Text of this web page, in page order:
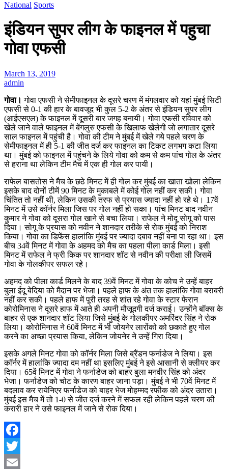
National Sports
इंडियन सुपर लीग के फाइनल में पहुचा
गोवा एफसी
March 13, 2019
admin
गोवा। गोवा एफसी ने सेमीफाइनल के दूसरे चरण में मंगलवार को यहां मुंबई सिटी
एफसी से 0-1 की हार के बावजूद भी कुल 5-2 के अंतर से इंडियन सुपर लीग
(आईएसएल) के फाइनल में दूसरी बार जगह बनायी। गोवा एफसी रविवार को
खेले जाने वाले फाइनल में बेंगलुरु एफसी के खिलाफ खेलेगी जो लगातार दूसरे
साल फाइनल में पहुंची है। गोवा की टीम ने मुंबई में खेले गये पहले चरण के
सेमीफाइनल में ही 5-1 की जीत दर्ज कर फाइनल का टिकट लगभग कटा लिया
था। मुंबई को फाइनल में पहुंचने के लिये गोवा को कम से कम पांच गोल के अंतर
से हराना था लेकिन टीम मैच में एक ही गोल कर पायी।
राफेल बासतोस ने मैच के छठे मिनट में ही गोल कर मुंबई का खाता खोला लेकिन
इसके बाद दोनों टीमें 90 मिनट के मुकाबले में कोई गोल नहीं कर सकी। गोवा
चिंतित तो नहीं थी, लेकिन उसकी तरफ से प्रयास ज्यादा नहीं हो रहे थे। 17वें
मिनट में उसे कॉर्नर मिला जिस पर गोल नहीं हो सका। पांच मिनट बाद नवीन
कुमार ने गोवा को दूसरा गोल खाने से बचा लिया। राफेल ने मोदू सोगू को पास
दिया। सोगू के प्रयास को नवीन ने शानदार तरीके से रोक मुंबई को निराश
किया। गोवा का डिफेंस हालांकि मुंबई पर ज्यादा दबाव नहीं बना पा रहा था। इस
बीच 34वें मिनट में गोवा के अहमद को मैच का पहला पीला कार्ड मिला। इसी
मिनट में राफेल ने फ्री किक पर शानदार शॉट से नवीन की परीक्षा ली जिसमें
गोवा के गोलकीपर सफल रहे।
अहमद को पीला कार्ड मिलने के बाद 39वें मिनट में गोवा के कोच ने उन्हें बाहर
बुला ईदू बेदिया को मैदान पर भेजा। पहले हाफ के अंत तक हालांकि गोवा बराबरी
नहीं कर सकी। पहले हाफ में पूरी तरह से शांत रहे गोवा के स्टार फेरान
कोरोमिनास ने दूसरे हाफ में आते ही अपनी मौजूदगी दर्ज कराई। उन्होंने बॉक्स के
बाहर से एक शानदार शॉट लिया जिसे मुंबई के गोलकीपर अमरिंदर सिंह ने रोक
लिया। कोरोमिनास ने 60वें मिनट में भी जोयनेर लारोंको को छकाते हुए गोल
करने का अच्छा प्रयास किया, लेकिन जोयनेर ने उन्हें गिरा दिया।
इसके अगले मिनट गोवा को कॉर्नर मिला जिसे ब्रैंडन फर्नाडेज ने लिया। इस
कॉर्नर में हालांकि ज्यादा दम नहीं था इसलिए मुंबई ने इसे आसानी से क्लीयर कर
दिया। 65वें मिनट में गोवा ने फर्नाडेज को बाहर बुला मनवीर सिंह को अंदर
भेजा। फर्नांडेज को चोट के कारण बाहर जाना पड़ा। मुंबई ने भी 70वें मिनट में
बदलाव कर रायेनिएर फर्नाडेज को बाहर भेज मोहम्मद रफीक को अंदर उतारा।
मुंबई इस मैच में तो 1-0 से जीत दर्ज करने में सफल रही लेकिन पहले चरण की
करारी हार ने उसे फाइनल में जाने से रोक दिया।
Facebook
Twitter